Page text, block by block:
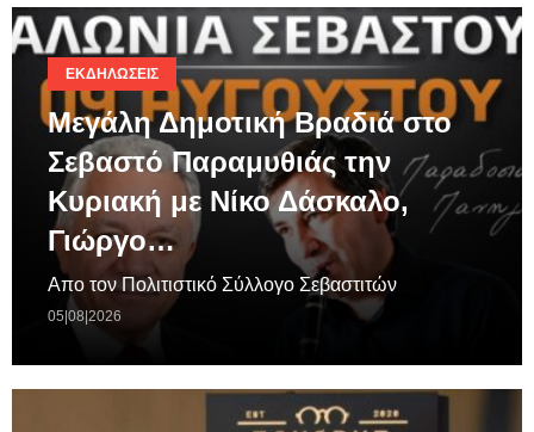
ΕΚΔΗΛΏΣΕΙΣ
Μεγάλη Δημοτική Βραδιά στο
Σεβαστό Παραμυθιάς την
Κυριακή με Νίκο Δάσκαλο,
Γιώργο…
Απο τον Πολιτιστικό Σύλλογο Σεβαστιτών
05|08|2026